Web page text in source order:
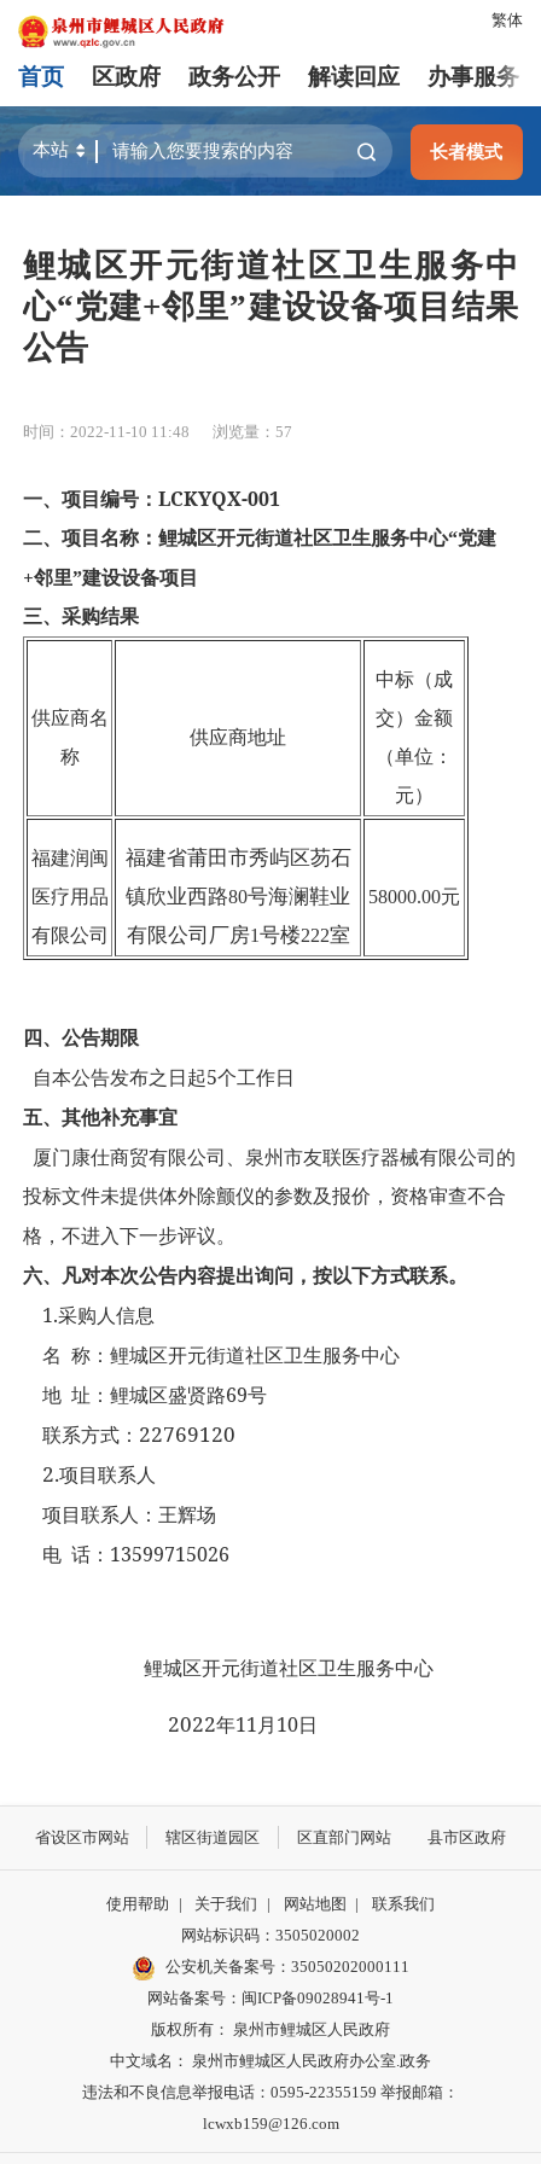
繁体
首页 区政府 政务公开 解读回应 办事服务
长者模式
鲤城区开元街道社区卫生服务中
心“党建+邻里”建设设备项目结果
公告
时间：2022-11-10 11:48 浏览量： 57
一、项目编号： LCKYQX-001
二、项目名称：鲤城区开元街道社区卫生服务中心“党建
+邻里”建设设备项目
三、采购结果
供应商名
称
供应商地址
中标（成
交）金额
（单位：
元）
福建润闽
医疗用品
有限公司
福建省莆田市秀屿区芴石
镇欣业西路80号海澜鞋业
有限公司厂房1号楼222室
58000.00元
四、公告期限
自本公告发布之日起5个工作日
五、其他补充事宜
厦门康仕商贸有限公司、泉州市友联医疗器械有限公司的
投标文件未提供体外除颤仪的参数及报价，资格审查不合
格，不进入下一步评议。
六、凡对本次公告内容提出询问，按以下方式联系。
1.采购人信息
名 称：鲤城区开元街道社区卫生服务中心
地 址：鲤城区盛贤路69号
联系方式： 22769120
2.项目联系人
项目联系人：王辉场
电 话： 13599715026
鲤城区开元街道社区卫生服务中心
2022年11 月 10日
省设区市网站 辖区街道园区 区直部门网站 县市区政府
使用帮助 | 关于我们 | 网站地图 |
联系我们
网站标识码：3505020002
公安机关备案号：35050202000111
网站备案号：闽ICP备09028941号-1
版权所有： 泉州市鲤城区人民政府
中文域名： 泉州市鲤城区人民政府办公室.政务
违法和不良信息举报电话：0595-22355159 举报邮箱：
lcwxb159@126.com